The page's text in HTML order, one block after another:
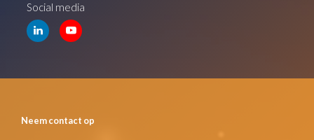
Social media
Neem contact op